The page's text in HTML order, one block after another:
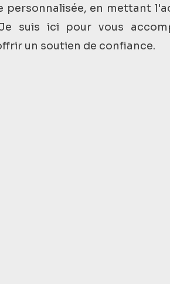
personnalisée, en mettant
suis ici pour vous
un soutien de confiance.